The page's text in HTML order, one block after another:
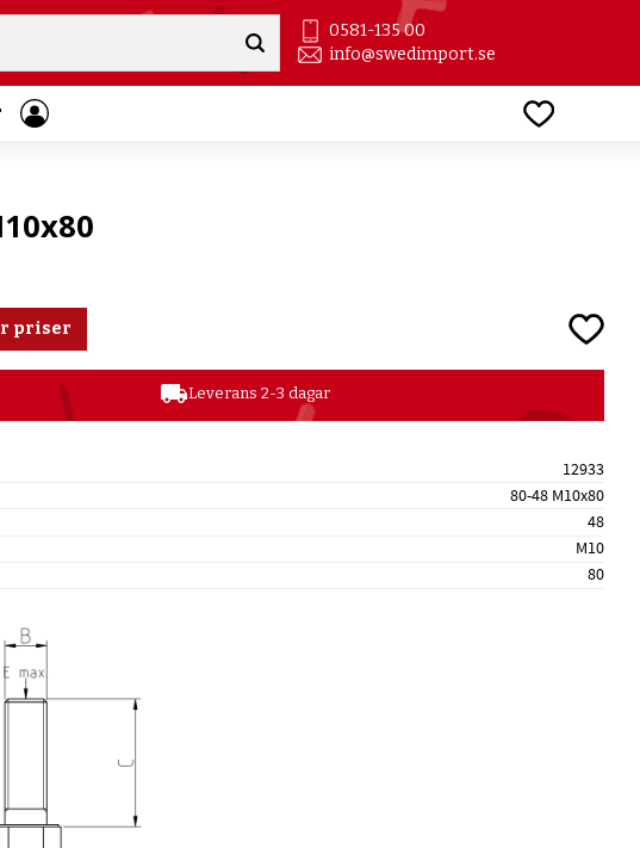
0581-135 00
info@swedimport.se
priser Lägg
local_shippingLeverans 2-3 dagar
12933
80-48 M10x80
48
M10
80